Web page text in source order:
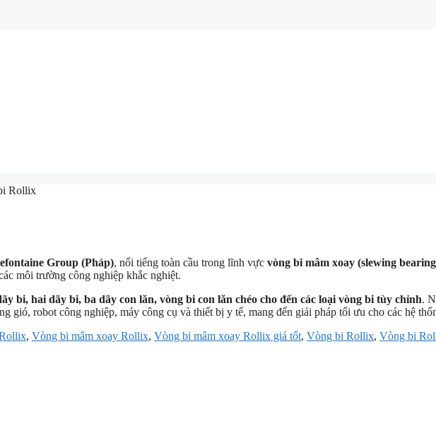
Rollix
Group (Pháp), nổi tiếng toàn cầu trong lĩnh vực vòng bi mâm xoay (slewing
môi trường công nghiệp khắc nghiệt.
bi, hai dãy bi, ba dãy con lăn, vòng bi con lăn chéo cho đến các loại vòng bi tùy chỉnh.
gió, robot công nghiệp, máy công cụ và thiết bị y tế, mang đến giải pháp tối ưu cho các hệ
, Vòng bi mâm xoay Rollix, Vòng bi mâm xoay Rollix giá tốt, Vòng bi Rollix, Vòng bi